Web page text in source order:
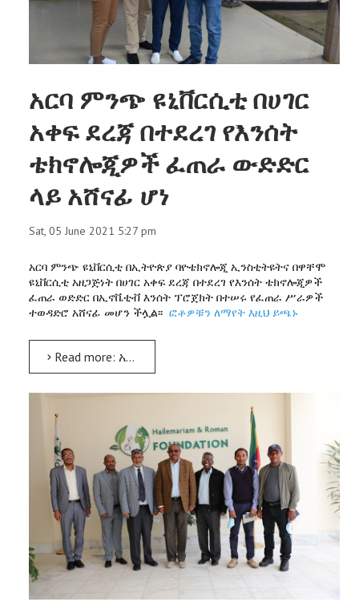
አርባ ምንጭ ዩኒቨርሲቲ በሀገር
አቀፍ ደረጃ በተደረገ የእንሰት
ቴክኖሎጂዎች ፈጠራ ውድድር
ላይ አሸናፊ ሆነ
Sat, 05 June 2021 5:27 pm
አርባ ምንጭ ዩኒቨርሲቲ በኢትዮጵያ ባዮቴክኖሎጂ ኢንስቲትዩትና በዋቸሞ
ዩኒቨርሲቲ አዘጋጅነት በሀገር አቀፍ ደረጃ በተደረገ የእንሰት ቴክኖሎጂዎች
ፈጠራ ወድድር በኢኖቬቲቭ እንሰት ፕሮጀክት በተሠሩ የፈጠራ ሥራዎች
ተወዳድሮ አሸናፊ መሆን ችሏል፡፡ ፎቶዎቹን ለማየት እዚህ ይጫኑ
Read more: አርባ ምንጭ ዩኒቨርሲቲ በሀገር አቀፍ ደረጃ በተደረገ የእንሰት ቴክኖሎጂዎች ፈጠራ ውድድር ላይ አሸናፊ ሆነ